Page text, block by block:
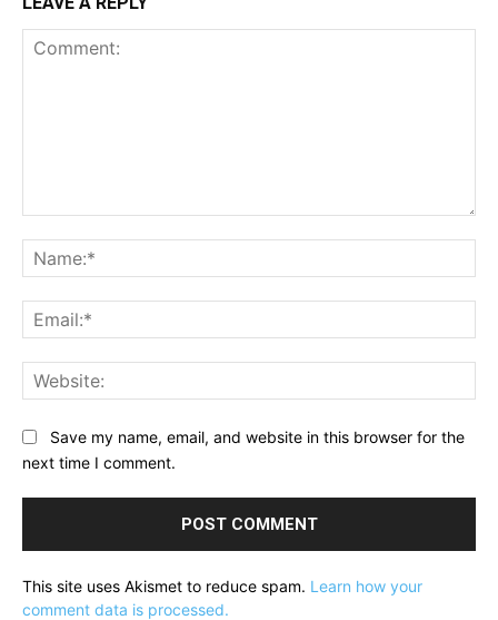
Save my name, email, and website in this browser for the
next time I comment.
This site uses Akismet to reduce spam. Learn how your
comment data is processed.